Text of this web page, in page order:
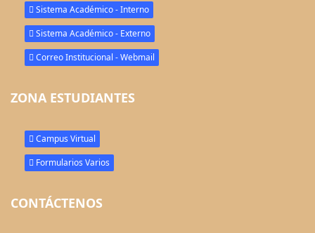
Sistema Académico - Interno
Sistema Académico - Externo
Correo Institucional - Webmail
ZONA ESTUDIANTES
Campus Virtual
Formularios Varios
CONTÁCTENOS